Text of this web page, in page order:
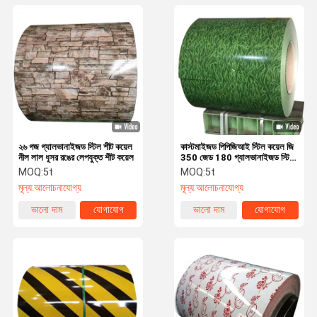
কাস্টমাইজড পিপিজিআই স্টিল কয়েল জি
350 জেড 180 গ্যালভানাইজড স্টিল
কয়েল এইচএস কোড
MOQ:5t
মূল্য:আলোচনাযোগ্য
ভালো দাম
যোগাযোগ
২৬ গজ গ্যালভানাইজড স্টিল শীট কয়েল
নীল লাল ধূসর রঙের লেপযুক্ত শীট কয়েল
MOQ:5t
মূল্য:আলোচনাযোগ্য
ভালো দাম
যোগাযোগ